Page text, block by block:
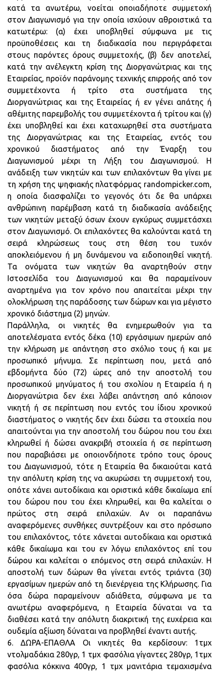
κατά τα ανωτέρω, νοείται οποιαδήποτε συμμετοχή
στον Διαγωνισμό για την οποία ισχύουν αθροιστικά τα
κατωτέρω: (α) έχει υποβληθεί σύμφωνα με τις
προϋποθέσεις και τη διαδικασία που περιγράφεται
στους παρόντες όρους συμμετοχής, (β) δεν αποτελεί,
κατά την ανέλεγκτη κρίση της Διοργανώτριας και της
Εταιρείας, προϊόν παράνομης τεχνικής επιρροής από τον
συμμετέχοντα ή τρίτο στα συστήματα της
Διοργανώτριας και της Εταιρείας ή εν γένει απάτης ή
αθέμιτης παρεμβολής του συμμετέχοντα ή τρίτου και (γ)
έχει υποβληθεί και έχει καταχωρηθεί στα συστήματα
της Διοργανώτριας και της Εταιρείας, εντός του
χρονικού διαστήματος από την Έναρξη του
Διαγωνισμού μέχρι τη Λήξη του Διαγωνισμού. Η
ανάδειξη των νικητών και των επιλαχόντων θα γίνει με
τη χρήση της ψηφιακής πλατφόρμας randompicker.com,
η οποία διασφαλίζει το γεγονός ότι δε θα υπάρχει
ανθρώπινη παρέμβαση κατά τη διαδικασία ανάδειξης
των νικητών μεταξύ όσων έχουν εγκύρως συμμετάσχει
στον Διαγωνισμό. Οι επιλαχόντες θα καλούνται κατά τη
σειρά κληρώσεως τους στη θέση του τυχόν
αποκλειόμενου ή μη δυνάμενου να ειδοποιηθεί νικητή.
Τα ονόματα των νικητών θα αναρτηθούν στην
Ιστοσελίδα του Διαγωνισμού και θα παραμείνουν
αναρτημένα για τον χρόνο που απαιτείται μέχρι την
ολοκλήρωση της παράδοσης των δώρων και για μέγιστο
χρονικό διάστημα (2) μηνών.
Παράλληλα, οι νικητές θα ενημερωθούν για τα
αποτελέσματα εντός δέκα (10) εργάσιμων ημερών από
την κλήρωση με απάντηση στο σχόλιο τους ή και με
προσωπικό μήνυμα. Σε περίπτωση που, μετά από
εβδομήντα δύο (72) ώρες από την αποστολή του
προσωπικού μηνύματος ή του σχολίου η Εταιρεία ή η
Διοργανώτρια δεν έχει λάβει απάντηση από κάποιον
νικητή ή σε περίπτωση που εντός του ίδιου χρονικού
διαστήματος ο νικητής δεν έχει δώσει τα στοιχεία που
απαιτούνται για την αποστολή του δώρου που του έχει
κληρωθεί ή δώσει ανακριβή στοιχεία ή σε περίπτωση
που παραβιάσει με οποιονδήποτε τρόπο τους όρους
του Διαγωνισμού, τότε η Εταιρεία θα δικαιούται κατά
την απόλυτη κρίση της να ακυρώσει τη συμμετοχή του,
οπότε χάνει αυτοδίκαια και οριστικά κάθε δικαίωμα επί
του δώρου που του έχει κληρωθεί, και θα καλείται ο
πρώτος στη σειρά επιλαχών. Αν οι παραπάνω
αναφερόμενες συνθήκες συντρέξουν και στο πρόσωπο
του επιλαχόντος, τότε χάνεται αυτοδίκαια και οριστικά
κάθε δικαίωμα και του εν λόγω επιλαχόντος επί του
δώρου και καλείται ο επόμενος στη σειρά επιλαχών. Η
αποστολή των δώρων θα γίνεται εντός τριάντα (30)
εργασίμων ημερών από τη διενέργεια της Κλήρωσης. Για
όσα δώρα παραμείνουν αδιάθετα, σύμφωνα με τα
ανωτέρω αναφερόμενα, η Εταιρεία δύναται να τα
διαθέσει κατά την απόλυτη διακριτική της ευχέρεια και
ουδεμία αξίωση δύναται να προβληθεί έναντι αυτής.
6. ΔΩΡΑ-ΕΠΑΘΛΑ Οι νικητές θα κερδίσουν: 1τμχ
ντολμαδάκια 280γρ, 1 τμχ φασόλια γίγαντες 280γρ, 1τμχ
φασόλια κόκκινα 400γρ, 1 τμχ μανιτάρια τεμαχισμένα